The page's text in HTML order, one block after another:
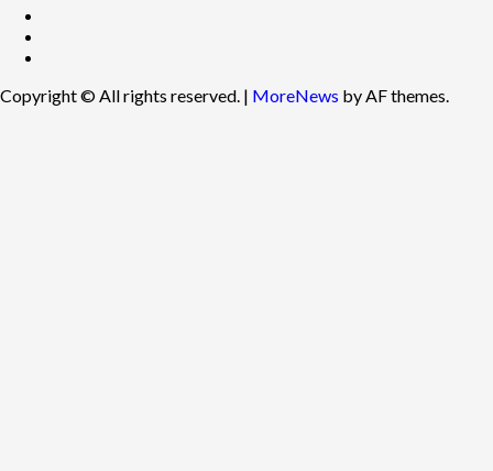
Copyright © All rights reserved. | MoreNews by AF themes.